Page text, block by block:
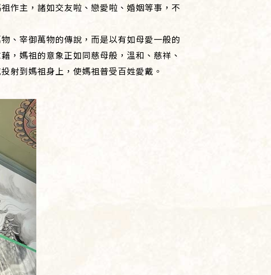
作主，諸如交友啦、戀愛啦、婚姻等事，不
、宰御萬物的傳說，而是以有如母愛一般的
，媽祖的意象正如同慈母般，溫和、慈祥、
射到媽祖身上，使媽祖普受百姓愛戴。